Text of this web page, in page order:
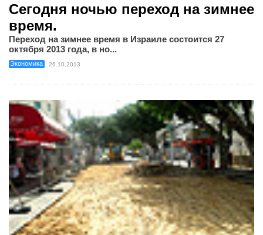
Сегодня ночью переход на зимнее
время.
Переход на зимнее время в Израиле состоится 27
октября 2013 года, в но...
Экономика 26.10.2013